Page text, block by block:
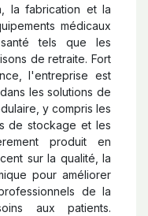
la fabrication et la
médicaux
tels que les
de retraite. Fort
l'entreprise est
les solutions de
y compris les
de stockage et les
produit en
sur la qualité, la
pour améliorer
de la
aux patients.